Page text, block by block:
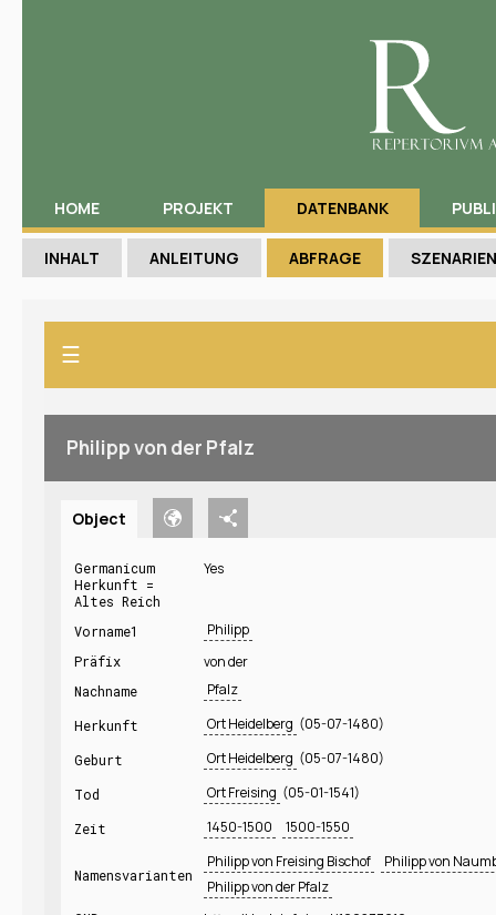
HOME PROJEKT DATENBANK
INHALT ANLEITUNG ABFRAGE SZENARIEN